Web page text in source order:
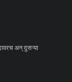
अन् दुसऱ्या